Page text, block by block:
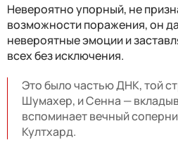
Невероятно упорный, не
возможности поражения, он
невероятные эмоции и
всех без исключения.
Это было частью ДНК, той
Шумахер, и Сенна —
вспоминает вечный
Култхард.